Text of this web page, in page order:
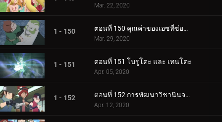
Mar. 22, 2020
1 - 150 ตอนที่ 150 คุณค่าของเอซที่ซ่อนอยู่
Mar. 29, 2020
1 - 151 ตอนที่ 151 โบรูโตะ และ เทนโตะ
Apr. 05, 2020
1 - 152 ตอนที่ 152 การพัฒนาวิชานินจาทางการแพทย์
Apr. 12, 2020